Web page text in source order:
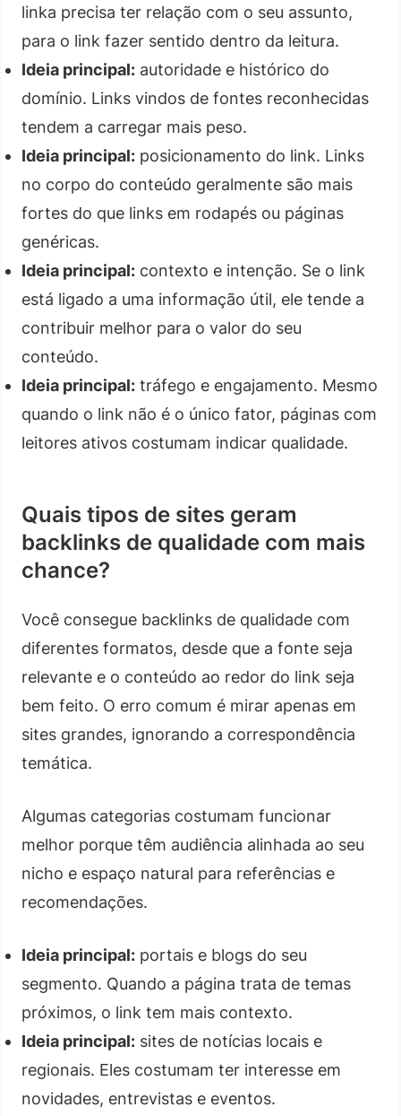
linka precisa ter relação com o seu assunto,
para o link fazer sentido dentro da leitura.
Ideia principal: autoridade e histórico do
domínio. Links vindos de fontes reconhecidas
tendem a carregar mais peso.
Ideia principal: posicionamento do link. Links
no corpo do conteúdo geralmente são mais
fortes do que links em rodapés ou páginas
genéricas.
Ideia principal: contexto e intenção. Se o link
está ligado a uma informação útil, ele tende a
contribuir melhor para o valor do seu
conteúdo.
Ideia principal: tráfego e engajamento. Mesmo
quando o link não é o único fator, páginas com
leitores ativos costumam indicar qualidade.
Quais tipos de sites geram
backlinks de qualidade com mais
chance?
Você consegue backlinks de qualidade com
diferentes formatos, desde que a fonte seja
relevante e o conteúdo ao redor do link seja
bem feito. O erro comum é mirar apenas em
sites grandes, ignorando a correspondência
temática.
Algumas categorias costumam funcionar
melhor porque têm audiência alinhada ao seu
nicho e espaço natural para referências e
recomendações.
Ideia principal: portais e blogs do seu
segmento. Quando a página trata de temas
próximos, o link tem mais contexto.
Ideia principal: sites de notícias locais e
regionais. Eles costumam ter interesse em
novidades, entrevistas e eventos.